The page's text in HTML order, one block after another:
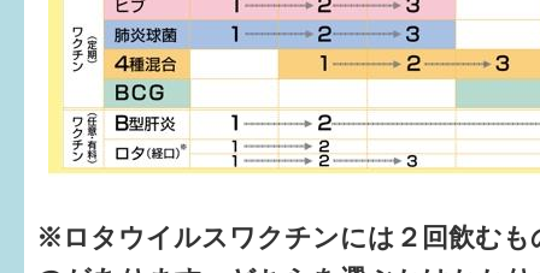
※ロタウイルスワクチンには２回飲むも